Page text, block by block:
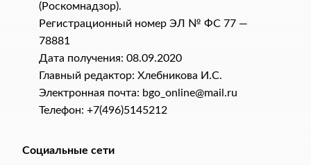
(Роскомнадзор).
Регистрационный номер ЭЛ № ФС 77 —
78881
Дата получения: 08.09.2020
Главный редактор: Хлебникова И.C.
Электронная почта: bgo_online@mail.ru
Телефон: +7(496)5145212
Социальные сети